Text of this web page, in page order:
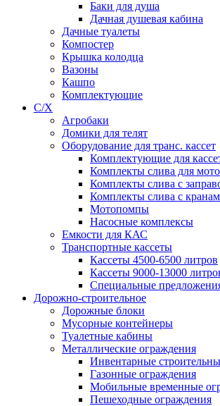
Баки для душа
Дачная душевая кабина
Дачные туалеты
Компостер
Крышка колодца
Вазоны
Кашпо
Комплектующие
С/Х
Агробаки
Домики для телят
Оборудование для транс. кассет
Комплектующие для
Комплекты слива для
Комплекты слива с
Комплекты слива с
Мотопомпы
Насосные комплексы
Емкости для КАС
Транспортные кассеты
Кассеты 4500-6500 литров
Кассеты 9000-13000
Специальные
Дорожно-строительное
Дорожные блоки
Мусорные контейнеры
Туалетные кабины
Металлические ограждения
Инвентарные
Газонные ограждения
Мобильные временные
Пешеходные ограждения